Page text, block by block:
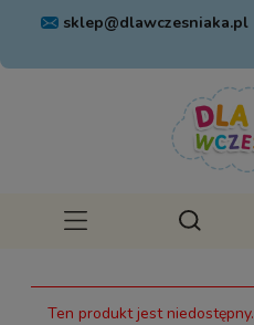
sklep@dlawczesniaka.pl
Ten produkt jest niedostępny.